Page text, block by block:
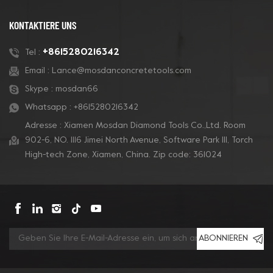
bietet eine äußerst
dauerhafte
Lebensdauer.
KONTAKTIERE UNS
Tel : +8615280216342
Email : Lance@mosdanconcretetools.com
Skype : mosdan66
Whatsapp : +8615280216342
Adresse : Xiamen Mosdan Diamond Tools Co.,Ltd. Room
902-6, NO. 1116 Jimei North Avenue, Software Park Ill, Torch
High-tech Zone, Xiamen, China. Zip code: 361024
ABONNIEREN